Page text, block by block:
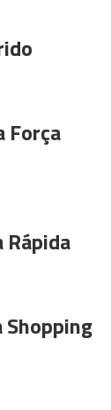
Força
Rápida